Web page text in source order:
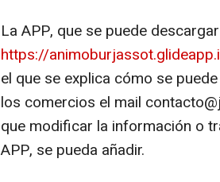
La APP, que se puede
https://
el que se explica cómo se
los comercios el mail
que modificar la información o
APP, se pueda añadir.